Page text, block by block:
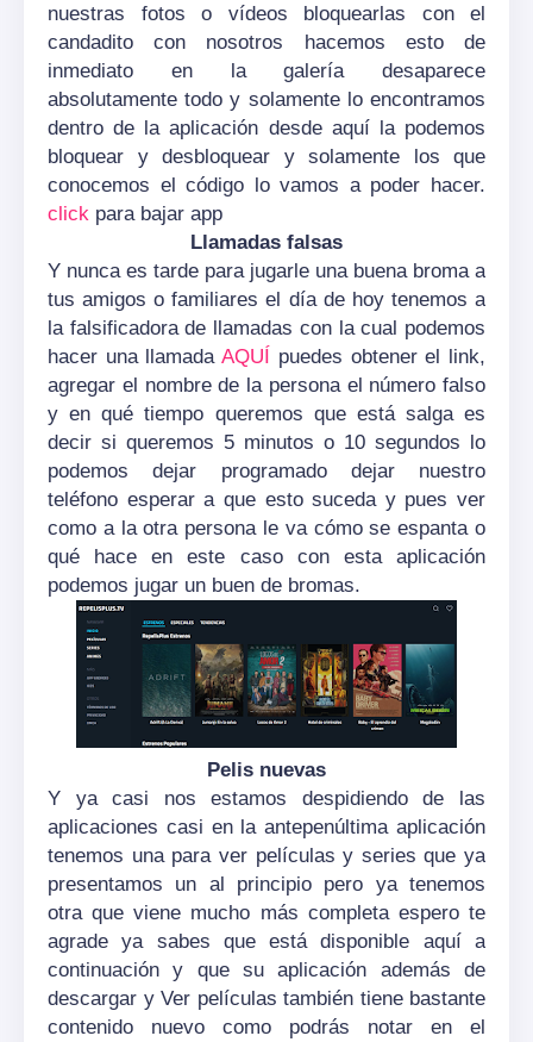
nuestras fotos o vídeos bloquearlas con el
candadito con nosotros hacemos esto de
inmediato en la galería desaparece
absolutamente todo y solamente lo encontramos
dentro de la aplicación desde aquí la podemos
bloquear y desbloquear y solamente los que
conocemos el código lo vamos a poder hacer.
click para bajar app
Llamadas falsas
Y nunca es tarde para jugarle una buena broma a
tus amigos o familiares el día de hoy tenemos a
la falsificadora de llamadas con la cual podemos
hacer una llamadaAQUÍ puedes obtener el link,
agregar el nombre de la persona el número falso
y en qué tiempo queremos que está salga es
decir si queremos 5 minutos o 10 segundos lo
podemos dejar programado dejar nuestro
teléfono esperar a que esto suceda y pues ver
como a la otra persona le va cómo se espanta o
qué hace en este caso con esta aplicación
podemos jugar un buen de bromas.
Pelis nuevas
Y ya casi nos estamos despidiendo de las
aplicaciones casi en la antepenúltima aplicación
tenemos una para ver películas y series que ya
presentamos un al principio pero ya tenemos
otra que viene mucho más completa espero te
agrade ya sabes que está disponible aquí a
continuación y que su aplicación además de
descargar y Ver películas también tiene bastante
contenido nuevo como podrás notar en el